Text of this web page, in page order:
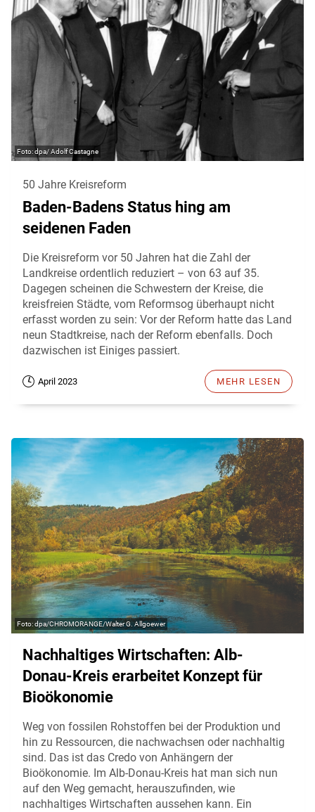
dpa/ Adolf Castagne
50 Jahre Kreisreform
Baden-Badens Status hing am
seidenen Faden
Die Kreisreform vor 50 Jahren hat die Zahl der
Landkreise ordentlich reduziert – von 63 auf 35.
Dagegen scheinen die Schwestern der Kreise, die
kreisfreien Städte, vom Reformsog überhaupt nicht
erfasst worden zu sein: Vor der Reform hatte das Land
neun Stadtkreise, nach der Reform ebenfalls. Doch
dazwischen ist Einiges passiert.
April 2023 MEHR LESEN
dpa/CHROMORANGE/Walter G. Allgoewer
Nachhaltiges Wirtschaften: Alb-
Donau-Kreis erarbeitet Konzept für
Bioökonomie
Weg von fossilen Rohstoffen bei der Produktion und
hin zu Ressourcen, die nachwachsen oder nachhaltig
sind. Das ist das Credo von Anhängern der
Bioökonomie. Im Alb-Donau-Kreis hat man sich nun
auf den Weg gemacht, herauszufinden, wie
nachhaltiges Wirtschaften aussehen kann. Ein